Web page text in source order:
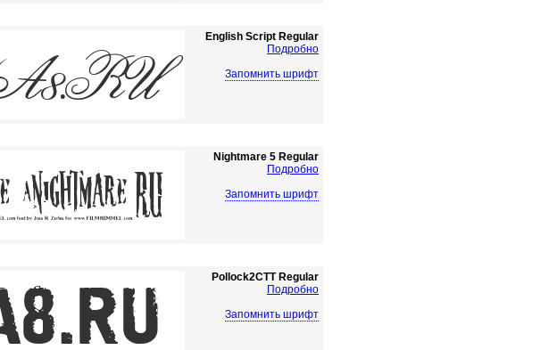
English Script Regular
Подробно
Запомнить шрифт
Nightmare 5 Regular
Подробно
Запомнить шрифт
Pollock2CTT Regular
Подробно
Запомнить шрифт